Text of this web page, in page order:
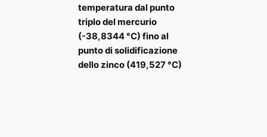
temperatura dal punto
triplo del mercurio
(-38,8344 °C) fino al
punto di solidificazione
dello zinco (419,527 °C)